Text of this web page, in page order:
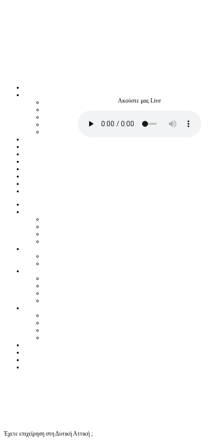
Ακούστε μας Live
Έχετε επιχείρηση στη Δυτική Αττική ;